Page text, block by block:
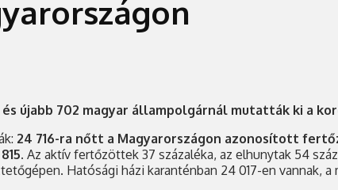
újabb 702 magyar állampolgárnál mutatták ki a
24 716-ra nőtt a Magyarországon azonosított
Az aktív fertőzöttek 37 százaléka, az elhunytak 54
Hatósági házi karanténban 24 017-en vannak,